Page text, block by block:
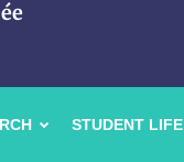
STUDENT LIFE